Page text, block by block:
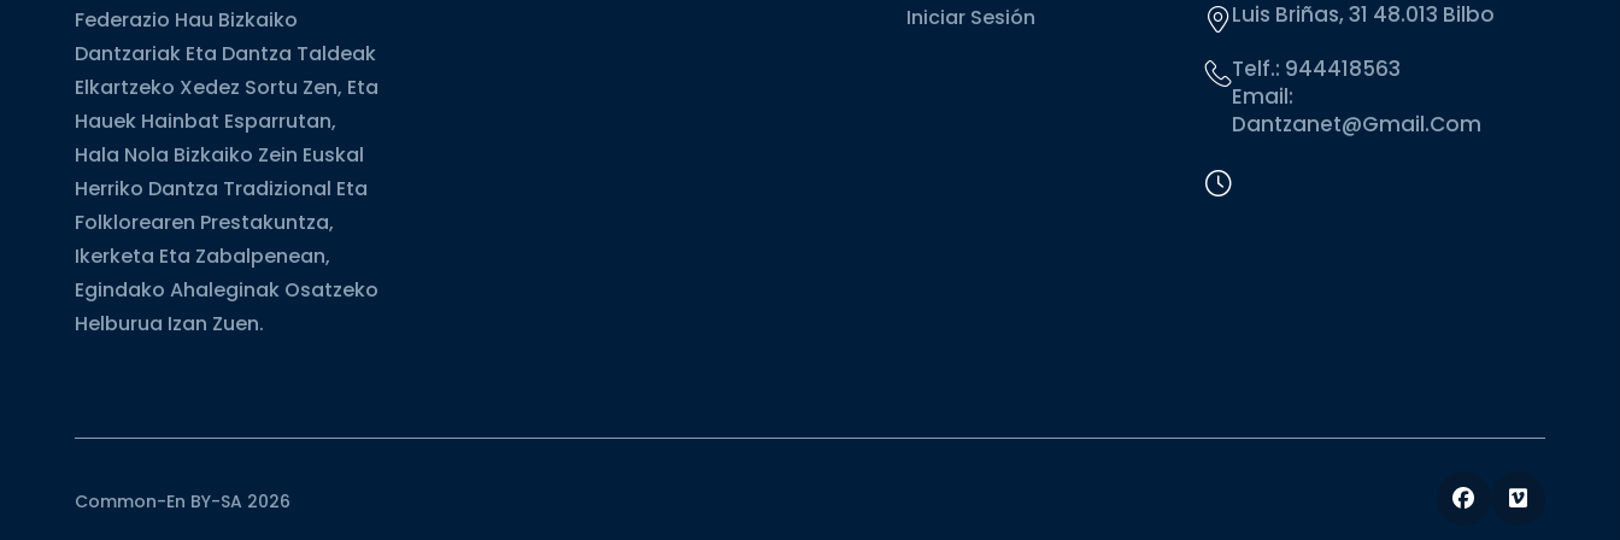
Federazio Hau Bizkaiko
Dantzariak Eta Dantza Taldeak
Elkartzeko Xedez Sortu Zen, Eta
Hauek Hainbat Esparrutan,
Hala Nola Bizkaiko Zein Euskal
Herriko Dantza Tradizional Eta
Folklorearen Prestakuntza,
Ikerketa Eta Zabalpenean,
Egindako Ahaleginak Osatzeko
Helburua Izan Zuen.
Iniciar Sesión
Luis Briñas, 31 48.013 Bilbo
Telf.: 944418563
Email:
Dantzanet@gmail.com
Common-En BY-SA 2026 Facebook
Vimeo